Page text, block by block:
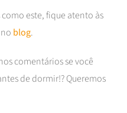
este, fique atento às
blog.
comentários se você
de dormir!? Queremos